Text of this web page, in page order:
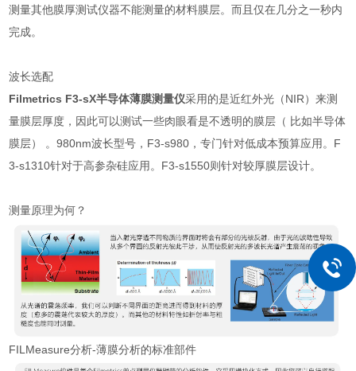
测量其他膜厚测试仪器不能测量的材料膜层。而且仅在几分之一秒内
完成。
波长选配
Filmetrics F3-sX半导体薄膜测量仪采用的是近红外光（NIR）来测
量膜层厚度，因此可以测试一些肉眼看是不透明的膜层（ 比如半导体
膜层） 。980nm波长型号，F3-s980，专门针对低成本预算应用。F
3-s1310针对于高参杂硅应用。F3-s1550则针对较厚膜层设计。
测量原理为何？
FILMeasure分析-薄膜分析的标准部件